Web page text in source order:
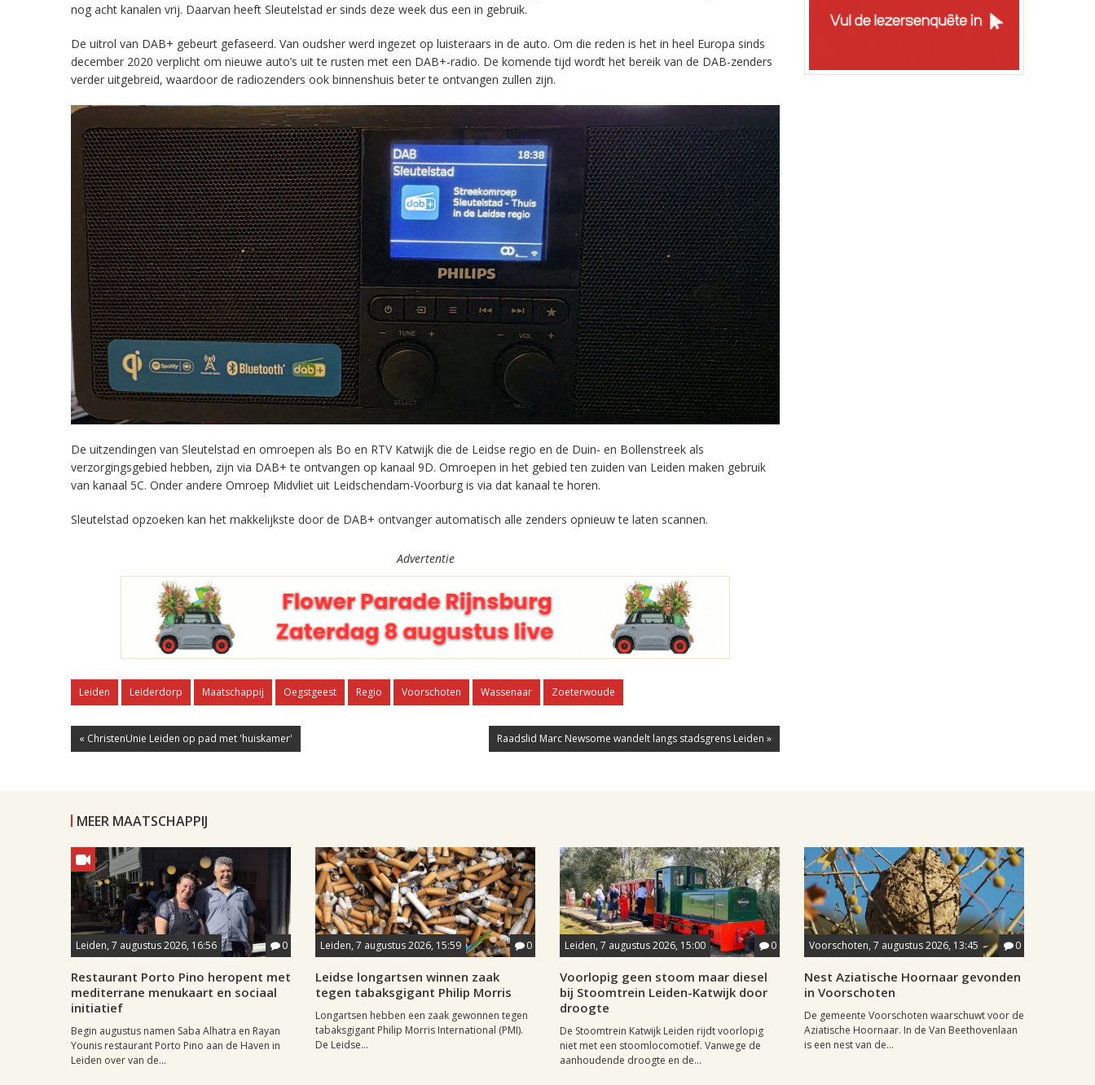
nog acht kanalen vrij. Daarvan heeft Sleutelstad er sinds deze week dus een in gebruik.
De uitrol van DAB+ gebeurt gefaseerd. Van oudsher werd ingezet op luisteraars in de auto. Om die reden is het in heel Europa sinds
december 2020 verplicht om nieuwe auto’s uit te rusten met een DAB+-radio. De komende tijd wordt het bereik van de DAB-zenders
verder uitgebreid, waardoor de radiozenders ook binnenshuis beter te ontvangen zullen zijn.
De uitzendingen van Sleutelstad en omroepen als Bo en RTV Katwijk die de Leidse regio en de Duin- en Bollenstreek als
verzorgingsgebied hebben, zijn via DAB+ te ontvangen op kanaal 9D. Omroepen in het gebied ten zuiden van Leiden maken gebruik
van kanaal 5C. Onder andere Omroep Midvliet uit Leidschendam-Voorburg is via dat kanaal te horen.
Sleutelstad opzoeken kan het makkelijkste door de DAB+ ontvanger automatisch alle zenders opnieuw te laten scannen.
Advertentie
Leiden Leiderdorp Maatschappij Oegstgeest Regio Voorschoten Wassenaar Zoeterwoude
« ChristenUnie Leiden op pad met 'huiskamer' Raadslid Marc Newsome wandelt langs stadsgrens Leiden »
MEER MAATSCHAPPIJ
Leiden, 7 augustus 2026, 16:56 0
Restaurant Porto Pino heropent met
mediterrane menukaart en sociaal
initiatief
Begin augustus namen Saba Alhatra en Rayan
Younis restaurant Porto Pino aan de Haven in
Leiden over van de...
Leiden, 7 augustus 2026, 15:59 0
Leidse longartsen winnen zaak
tegen tabaksgigant Philip Morris
Longartsen hebben een zaak gewonnen tegen
tabaksgigant Philip Morris International (PMI).
De Leidse...
Leiden, 7 augustus 2026, 15:00 0
Voorlopig geen stoom maar diesel
bij Stoomtrein Leiden-Katwijk door
droogte
De Stoomtrein Katwijk Leiden rijdt voorlopig
niet met een stoomlocomotief. Vanwege de
aanhoudende droogte en de...
Voorschoten, 7 augustus 2026, 13:45 0
Nest Aziatische Hoornaar gevonden
in Voorschoten
De gemeente Voorschoten waarschuwt voor de
Aziatische Hoornaar. In de Van Beethovenlaan
is een nest van de...